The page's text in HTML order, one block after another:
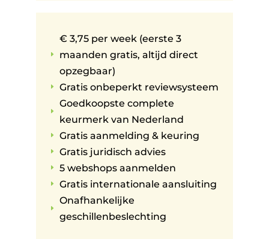
E
€ 3,75 per week (eerste 3
maanden gratis, altijd direct
opzegbaar)
E Gratis onbeperkt reviewsysteem
E
Goedkoopste complete
keurmerk van Nederland
E Gratis aanmelding & keuring
E Gratis juridisch advies
E 5 webshops aanmelden
E Gratis internationale aansluiting
E
Onafhankelijke
geschillenbeslechting